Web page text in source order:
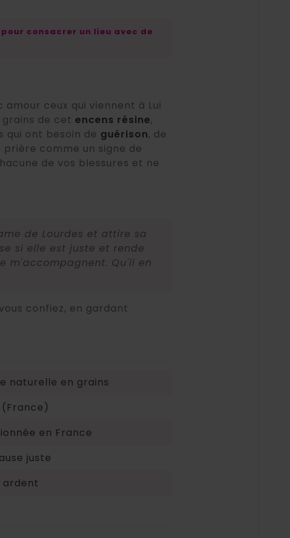
consacrer un lieu avec de
amour ceux qui viennent à Lui
de cet encens résine,
qui ont besoin de guérison, de
comme un signe de
de vos blessures et ne
de Lourdes et attire sa
si elle est juste et rende
m'accompagnent. Qu'il en
confiez, en gardant
naturelle en grains
(France)
en France
juste
ardent